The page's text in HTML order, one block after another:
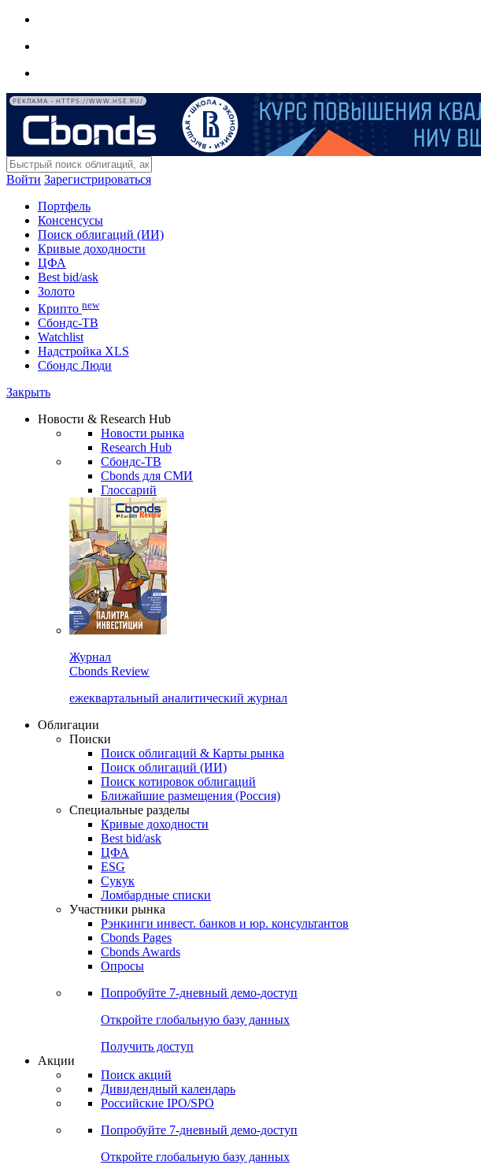
РЕКЛАМА • HTTPS://WWW.HSE.RU/
Войти Зарегистрироваться
Портфель
Консенсусы
Поиск облигаций (ИИ)
Кривые доходности
ЦФА
Best bid/ask
Золото
Крипто new
Сбондс-ТВ
Watchlist
Надстройка XLS
Сбондс Люди
Закрыть
Новости & Research Hub
Новости рынка
Research Hub
Сбондс-ТВ
Cbonds для СМИ
Глоссарий
Журнал
Cbonds Review
ежеквартальный аналитический журнал
Облигации
Поиски
Поиск облигаций & Карты рынка
Поиск облигаций (ИИ)
Поиск котировок облигаций
Ближайшие размещения (Россия)
Специальные разделы
Кривые доходности
Best bid/ask
ЦФА
ESG
Сукук
Ломбардные списки
Участники рынка
Рэнкинги инвест. банков и юр. консультантов
Cbonds Pages
Cbonds Awards
Опросы
Попробуйте 7-дневный демо-доступ
Откройте глобальную базу данных
Получить доступ
Акции
Поиск акций
Дивидендный календарь
Российские IPO/SPO
Попробуйте 7-дневный демо-доступ
Откройте глобальную базу данных